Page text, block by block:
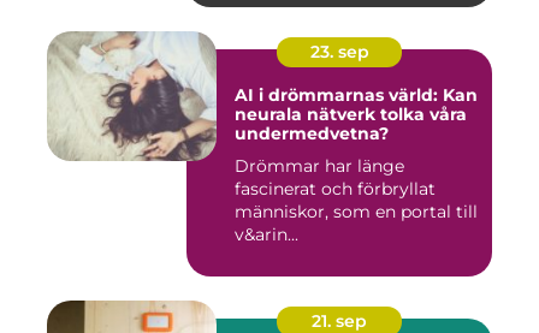
23. sep
AI i drömmarnas värld: Kan
neurala nätverk tolka våra
undermedvetna?
Drömmar har länge
fascinerat och förbryllat
människor, som en portal till
v&arin...
21. sep